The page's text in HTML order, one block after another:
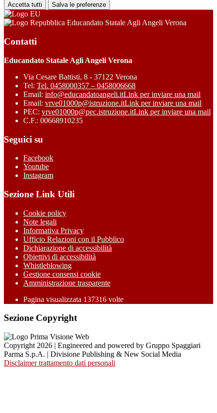
Accetta tutti Salva le preferenze
Educandato Statale Agli Angeli Verona
Contatti
Educandato Statale Agli Angeli Verona
Via Cesare Battisti, 8 - 37122 Verona
Tel: Tel. 0458000357 – 0458006668
Email: info@educandatoangeli.itLink per inviare una mail
Email: vrve01000p@istruzione.itLink per inviare una mail
PEC: vrve01000p@pec.istruzione.itLink per inviare una mail
C.F.: 00668910235
Seguici su
Facebook
Youtube
Instagram
Sezione Link Utili
Cookie policy
Note legali
Informativa Privacy
Ufficio Relazioni con il Pubblico
Dichiarazione di accessibilità
Obiettivi di accessibilità
Whistleblowing
Gestione consensi cookie
Amministrazione trasparente
Pagina visualizzata 137316 volte
Sezione Copyright
Copyright 2026 | Engineered and powered by Gruppo Spaggiari
Parma S.p.A. | Divisione Publishing & New Social Media
Disclaimer trattamento dati personali